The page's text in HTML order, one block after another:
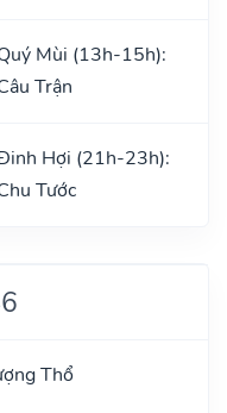
Mùi (13h-15h):
Trận
Hợi (21h-23h):
Tước
Thổ